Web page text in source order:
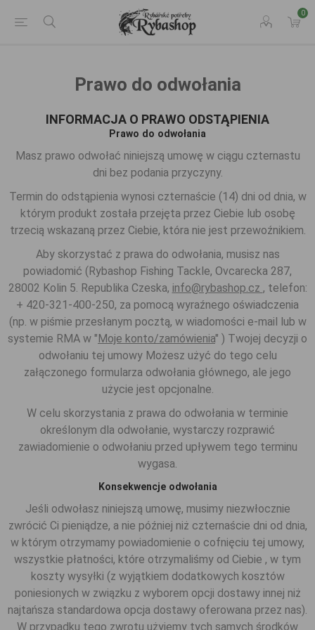
0
Prawo do odwołania
INFORMACJA O PRAWO ODSTĄPIENIA
Prawo do odwołania
Masz prawo odwołać niniejszą umowę w ciągu czternastu
dni bez podania przyczyny.
Termin do odstąpienia wynosi czternaście (14) dni od dnia, w
którym produkt została przejęta przez Ciebie lub osobę
trzecią wskazaną przez Ciebie, która nie jest przewoźnikiem.
Aby skorzystać z prawa do odwołania, musisz nas
powiadomić (Rybashop Fishing Tackle, Ovcarecka 287,
28002 Kolin 5. Republika Czeska, info@rybashop.cz , telefon:
+ 420-321-400-250, za pomocą wyraźnego oświadczenia
(np. w piśmie przesłanym pocztą, w wiadomości e-mail lub w
systemie RMA w "Moje konto/zamówienia" ) Twojej decyzji o
odwołaniu tej umowy Możesz użyć do tego celu
załączonego formularza odwołania głównego, ale jego
użycie jest opcjonalne.
W celu skorzystania z prawa do odwołania w terminie
określonym dla odwołanie, wystarczy rozprawić
zawiadomienie o odwołaniu przed upływem tego terminu
wygasa.
Konsekwencje odwołania
Jeśli odwołasz niniejszą umowę, musimy niezwłocznie
zwrócić Ci pieniądze, a nie później niż czternaście dni od dnia,
w którym otrzymamy powiadomienie o cofnięciu tej umowy,
wszystkie płatności, które otrzymaliśmy od Ciebie , w tym
koszty wysyłki (z wyjątkiem dodatkowych kosztów
poniesionych w związku z wyborem opcji dostawy innej niż
najtańsza standardowa opcja dostawy oferowana przez nas).
W przypadku tego zwrotu użyjemy tych samych środków